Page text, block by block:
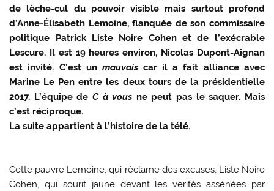
de lèche-cul du pouvoir visible mais surtout profond
d’Anne-Élisabeth Lemoine, flanquée de son commissaire
politique Patrick Liste Noire Cohen et de l’exécrable
Lescure. Il est 19 heures environ, Nicolas Dupont-Aignan
est invité. C’est un mauvaiscar il a fait alliance avec
Marine Le Pen entre les deux tours de la présidentielle
2017. L’équipe de C à vous ne peut pas le saquer. Mais
c’est réciproque.
La suite appartient à l’histoire de la télé.
Cette pauvre Lemoine, qui réclame des excuses, Liste Noire
Cohen, qui sourit jaune devant les vérités assénées par